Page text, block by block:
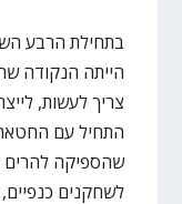
הייתה הנקודה
צריך לעשות,
התחיל עם
שהספיקה להרים
לשחקנים